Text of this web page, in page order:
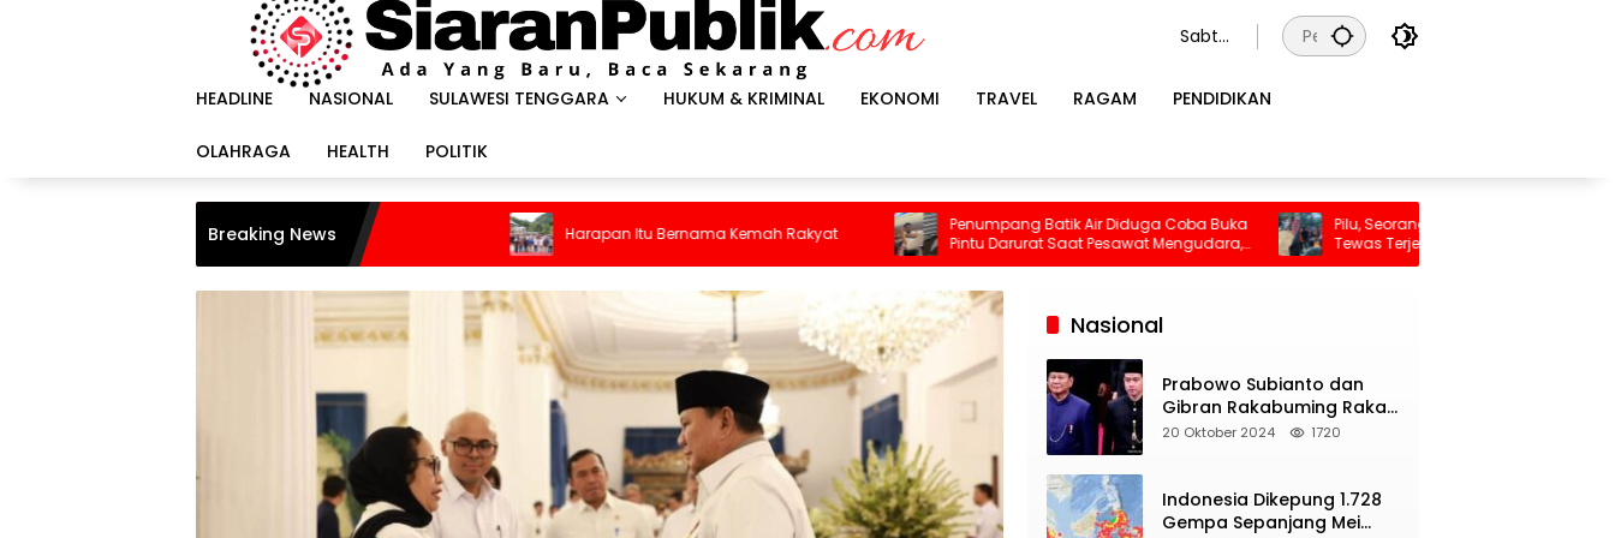
Sabtu
us
HEADLINE NASIONAL SULAWESI TENGGARA HUKUM & KRIMINAL EKONOMI TRAVEL RAGAM PENDIDIKAN
OLAHRAGA HEALTH POLITIK
Breaking News Harapan Itu Bernama Kemah Rakyat
Penumpang Batik Air Diduga Coba Buka
Pintu Darurat Saat Pesawat Mengudara,
Kepanikan Pecah di Dalam Kabin
Pilu, Seorang Ibu Beserta Empat Anaknya
Tewas Terjebak Kebakaran di Bombana
Nasional
Prabowo Subianto dan
Gibran Rakabuming Raka
Resmi Dilantik Jadi
20 Oktober 2024 1720
Indonesia Dikepung 1.728
Gempa Sepanjang Mei